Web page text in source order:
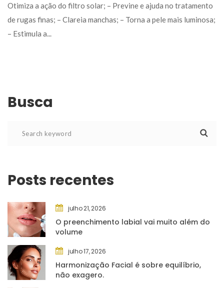
Otimiza a ação do filtro solar; – Previne e ajuda no tratamento
de rugas finas; – Clareia manchas; – Torna a pele mais luminosa;
– Estimula a...
Busca
Posts recente
julho 21, 2026
O preenchimento labial vai muito além do
volume
julho 17, 2026
Harmonização Facial é sobre equilíbrio,
não exagero.